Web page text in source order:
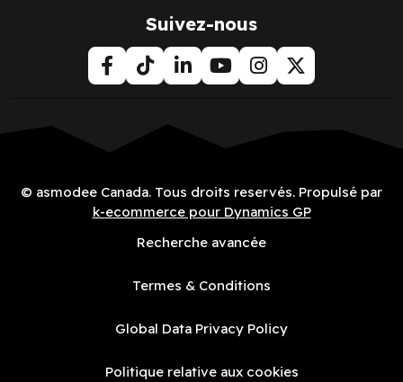
Suivez-nous
© asmodee Canada. Tous droits reservés. Propulsé par
k-ecommerce pour Dynamics GP
Recherche avancée
Termes & Conditions
Global Data Privacy Policy
Politique relative aux cookies